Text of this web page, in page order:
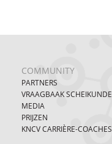
COMMUNITY
PARTNERS
VRAAGBAAK SCHEIKUNDE
MEDIA
PRIJZEN
KNCV CARRIÈRE-COACHES